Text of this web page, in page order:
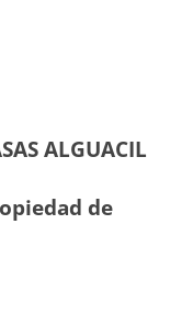
ALGUACIL
de